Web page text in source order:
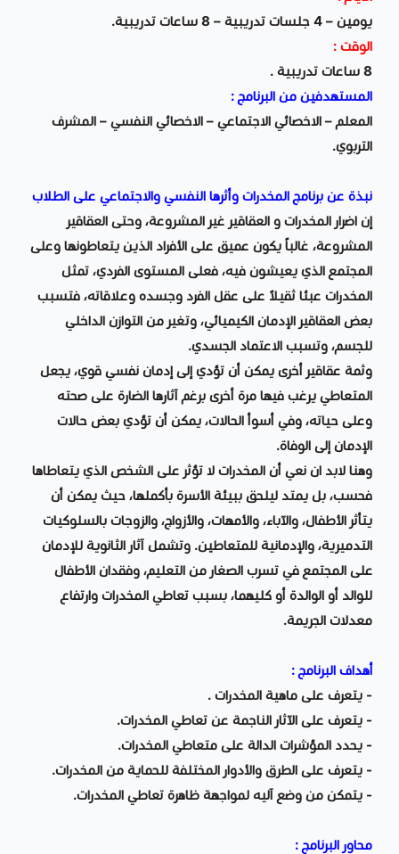
يومين – 4 جلسات تدريبية – 8 ساعات تدريبية.
الوقت :
8 ساعات تدريبية .
المستهدفين من البرنامج :
المعلم – الاخصائي الاجتماعي – الاخصائي النفسي – المشرف
التربوي.
نبذة عن برنامج المخدرات وأثرها النفسي والاجتماعي على الطلاب
إن اضرار المخدرات و العقاقير غير المشروعة، وحتى العقاقير
المشروعة، غالباً يكون عميق على الأفراد الذين يتعاطونها وعلى
المجتمع الذي يعيشون فيه، فعلى المستوى الفردي، تمثل
المخدرات عبئا ثقيلاً على عقل الفرد وجسده وعلاقاته، فتسبب
بعض العقاقير الإدمان الكيميائي، وتغير من التوازن الداخلي
للجسم، وتسبب الاعتماد الجسدي.
وثمة عقاقير أخرى يمكن أن تؤدي إلى إدمان نفسي قوي، يجعل
المتعاطي يرغب فيها مرة أخرى برغم آثارها الضارة على صحته
وعلى حياته، وفي أسوأ الحالات، يمكن أن تؤدي بعض حالات
الإدمان إلى الوفاة.
وهنا لابد ان نعي أن المخدرات لا تؤثر على الشخص الذي يتعاطاها
فحسب، بل يمتد ليلحق ببيئة الأسرة بأكملها، حيث يمكن أن
يتأثر الأطفال، والآباء، والأمهات، والأزواج، والزوجات بالسلوكيات
التدميرية، والإدمانية للمتعاطين. وتشمل آثار الثانوية للإدمان
على المجتمع في تسرب الصغار من التعليم، وفقدان الأطفال
للوالد أو الوالدة أو كليهما، بسبب تعاطي المخدرات وارتفاع
معدلات الجريمة.
أهداف البرنامج :
- يتعرف على ماهية المخدرات .
- يتعرف على الآثار الناجمة عن تعاطي المخدرات.
- يحدد المؤشرات الدالة على متعاطي المخدرات.
- يتعرف على الطرق والأدوار المختلفة للحماية من المخدرات.
- يتمكن من وضع آليه لمواجهة ظاهرة تعاطي المخدرات.
محاور البرنامج :